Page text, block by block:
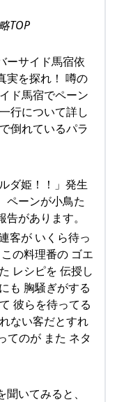
TOP
ーサイド馬宿依
実を探れ！ 噂の
ド馬宿でペーン
行について詳し
倒れているパラ
ダ姫！！」発生
ペーンが小鳥た
があります。
客が いくら待っ
の料理番の ゴエ
レシピを 伝授し
も 胸騒ぎがする
彼らを待ってる
ない客だとすれ
てのが また ネタ
いてみると、